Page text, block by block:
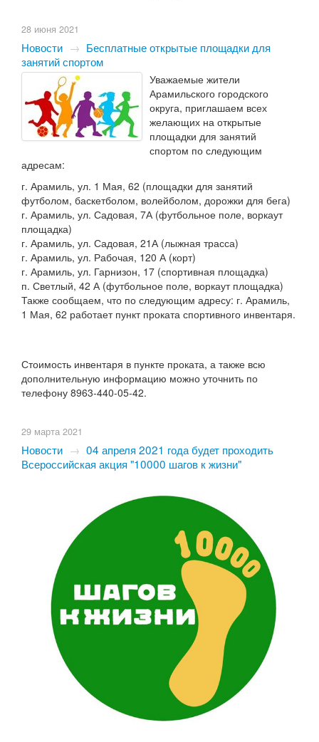
28 июня 2021
Новости → Бесплатные открытые площадки для
занятий спортом
Уважаемые жители
Арамильского городского
округа, приглашаем всех
желающих на открытые
площадки для занятий
спортом по следующим
адресам:
г. Арамиль, ул. 1 Мая, 62 (площадки для занятий
футболом, баскетболом, волейболом, дорожки для бега)
г. Арамиль, ул. Садовая, 7А (футбольное поле, воркаут
площадка)
г. Арамиль, ул. Садовая, 21А (лыжная трасса)
г. Арамиль, ул. Рабочая, 120 А (корт)
г. Арамиль, ул. Гарнизон, 17 (спортивная площадка)
п. Светлый, 42 А (футбольное поле, воркаут площадка)
Также сообщаем, что по следующим адресу: г. Арамиль,
1 Мая, 62 работает пункт проката спортивного инвентаря.
Стоимость инвентаря в пункте проката, а также всю
дополнительную информацию можно уточнить по
телефону 8963-440-05-42.
29 марта 2021
Новости → 04 апреля 2021 года будет проходить
Всероссийская акция "10000 шагов к жизни"